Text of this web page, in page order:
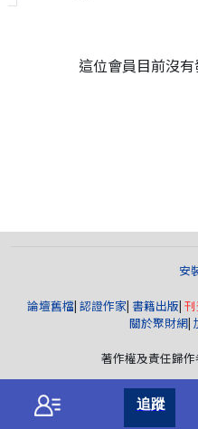
這位會員目前沒
安
論壇舊檔| 認證作家| 書籍出版|
關於聚財網|
著作權及責任歸
版權所有©